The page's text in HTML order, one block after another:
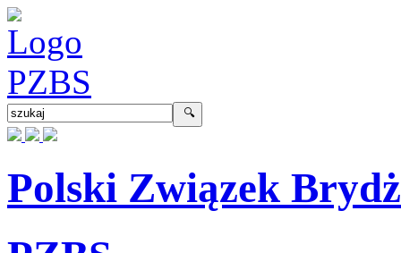
Polski Związek